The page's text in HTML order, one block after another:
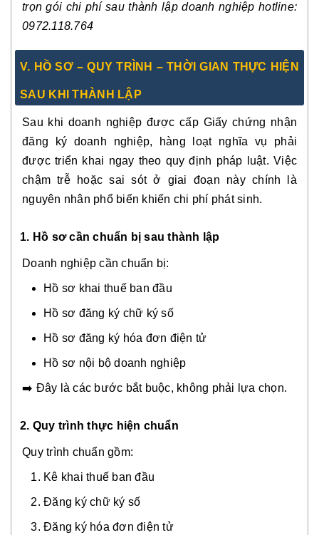
trọn gói chi phí sau thành lập doanh nghiệp hotline:
0972.118.764
V. HỒ SƠ – QUY TRÌNH – THỜI GIAN THỰC HIỆN
SAU KHI THÀNH LẬP
Sau khi doanh nghiệp được cấp Giấy chứng nhận
đăng ký doanh nghiệp, hàng loạt nghĩa vụ phải
được triển khai ngay theo quy định pháp luật. Việc
chậm trễ hoặc sai sót ở giai đoạn này chính là
nguyên nhân phổ biến khiến chi phí phát sinh.
1. Hồ sơ cần chuẩn bị sau thành lập
Doanh nghiệp cần chuẩn bị:
Hồ sơ khai thuế ban đầu
Hồ sơ đăng ký chữ ký số
Hồ sơ đăng ký hóa đơn điện tử
Hồ sơ nội bộ doanh nghiệp
➡️ Đây là các bước bắt buộc, không phải lựa chọn.
2. Quy trình thực hiện chuẩn
Quy trình chuẩn gồm:
Kê khai thuế ban đầu
Đăng ký chữ ký số
Đăng ký hóa đơn điện tử